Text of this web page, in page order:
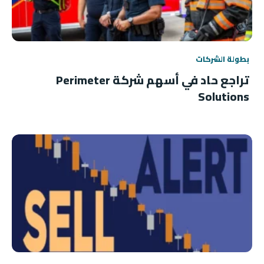
بطولة الشركات
تراجع حاد في أسهم شركة Perimeter
Solutions